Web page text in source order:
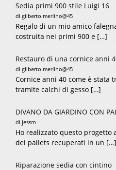
Sedia primi 900 stile Luigi 16
di gilberto.merlino@45
Regalo di un mio amico
costruita nei primi 900 e […]
Restauro di una cornice anni
di gilberto.merlino@45
Cornice anni 40 come è stata
tramite calchi di gesso […]
DIVANO DA GIARDINO CON
di jessm
Ho realizzato questo progetto
dei pallets recuperati in un […]
Riparazione sedia con cintino